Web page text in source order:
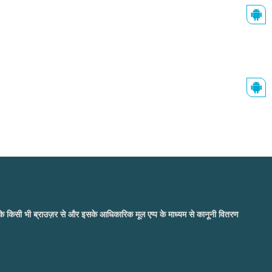
किसी भी ब्राउज़र से और इसके आधिकारिक मूल एप्प के माध्यम से कानूनी वितरण